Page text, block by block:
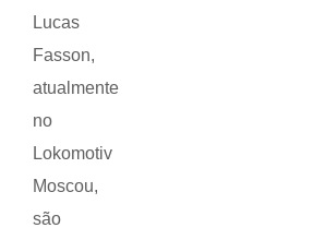
Lucas
Fasson,
atualmente
no
Lokomotiv
Moscou,
são